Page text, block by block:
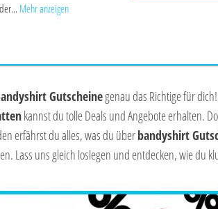
Mehr anzeigen
Gutscheinegenau das Richtige für
kannst du tolle Deals und Angebote erhalten.
erfährst du alles, was du überbandyshirt
Lass uns gleich loslegen und entdecken, wie du